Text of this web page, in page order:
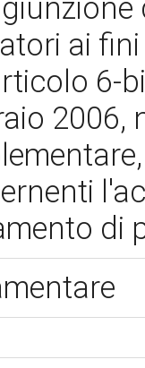
ai
6-
2006,
di